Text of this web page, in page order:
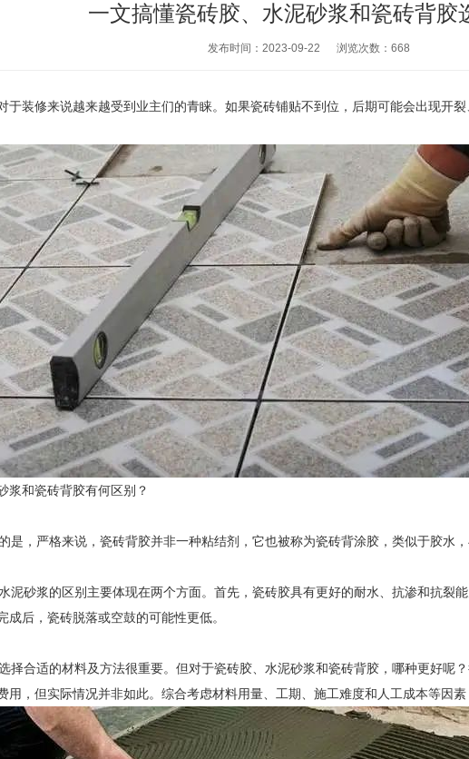
一文搞懂瓷砖胶、水泥砂浆和瓷砖背胶
发布时间：2023-09-22 浏览次数： 668
于装修来说越来越受到业主们的青睐。如果瓷砖铺贴不到位，后期可能会出现开
浆和瓷砖背胶有何区别？
，严格来说，瓷砖背胶并非一种粘结剂，它也被称为瓷砖背涂胶，类似于胶水，
砂浆的区别主要体现在两个方面。首先，瓷砖胶具有更好的耐水、抗渗和抗裂
成后，瓷砖脱落或空鼓的可能性更低。
合适的材料及方法很重要。但对于瓷砖胶、水泥砂浆和瓷砖背胶，哪种更好呢
用，但实际情况并非如此。综合考虑材料用量、工期、施工难度和人工成本等因